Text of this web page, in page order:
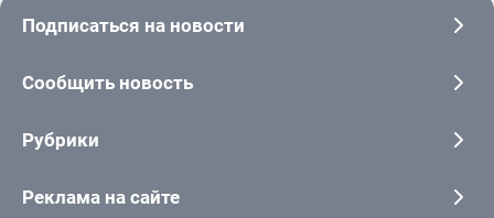
Подписаться на новости
Сообщить новость
Рубрики
Реклама на сайте